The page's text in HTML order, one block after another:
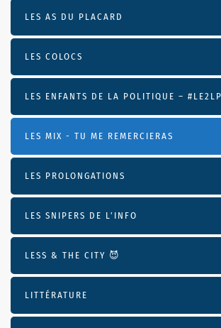
LES AS DU PLACARD
LES COLOCS
LES ENFANTS DE LA POLITIQUE – #LE2LP
LES MIX - TU ME REMERCIERAS
LES PROLONGATIONS
LES SNIPERS DE L’INFO
LESS & THE CITY 😈
LITTÉRATURE